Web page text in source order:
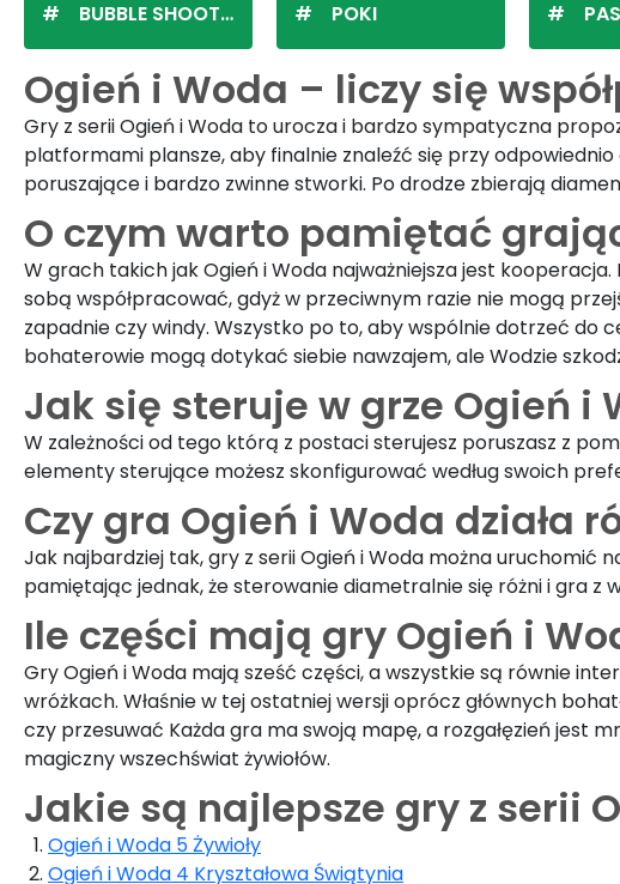
BUBBLE SHOOTER POKI
Ogień i Woda – liczy się
Gry z serii Ogień i Woda to urocza i bardzo sympatyczna
platformami plansze, aby finalnie znaleźć się przy
poruszające i bardzo zwinne stworki. Po drodze zbierają
O czym warto pamiętać
W grach takich jak Ogień i Woda najważniejsza jest
sobą współpracować, gdyż w przeciwnym razie nie mogą
zapadnie czy windy. Wszystko po to, aby wspólnie dotrzeć do
bohaterowie mogą dotykać siebie nawzajem, ale Wodzie
Jak się steruje w grze Ogień i
W zależności od tego którą z postaci sterujesz poruszasz z
elementy sterujące możesz skonfigurować według swoich
Czy gra Ogień i Woda działa
Jak najbardziej tak, gry z serii Ogień i Woda można
pamiętając jednak, że sterowanie diametralnie się różni i gra
Ile części mają gry Ogień i
Gry Ogień i Woda mają sześć części, a wszystkie są równie
wróżkach. Właśnie w tej ostatniej wersji oprócz głównych
czy przesuwać Każda gra ma swoją mapę, a rozgałęzień jest
magiczny wszechświat żywiołów.
Jakie są najlepsze gry z serii
Ogień i Woda 5 Żywioły
Ogień i Woda 4 Kryształowa Świątynia